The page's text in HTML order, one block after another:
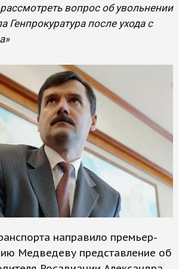
вопрос об увольнении
Генпрокуратура после ухода с
направило премьер-
Медведеву представление об